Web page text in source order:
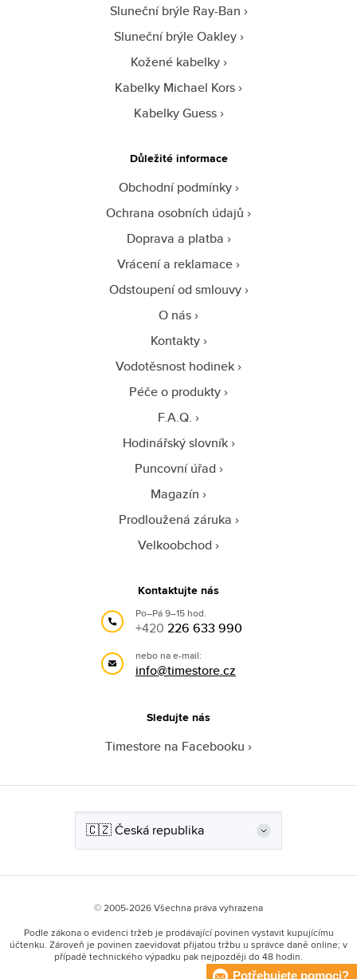
Sluneční brýle Ray-Ban
Sluneční brýle Oakley
Kožené kabelky
Kabelky Michael Kors
Kabelky Guess
Důležité informace
Obchodní podmínky
Ochrana osobních údajů
Doprava a platba
Vrácení a reklamace
Odstoupení od smlouvy
O nás
Kontakty
Vodotěsnost hodinek
Péče o produkty
F.A.Q.
Hodinářský slovník
Puncovní úřad
Magazín
Prodloužená záruka
Velkoobchod
Kontaktujte nás
Po–Pá 9–15 hod.
+420 226 633 990
nebo na e-mail:
info@timestore.cz
Sledujte nás
Timestore na Facebooku
© 2005-2026 Všechna práva vyhrazena
Podle zákona o evidenci tržeb je prodávající povinen vystavit kupujícímu
účtenku. Zároveň je povinen zaevidovat přijatou tržbu u správce daně online; v
případě technického výpadku pak nejpozději do 48 hodin.
Potřebujete pomoci?